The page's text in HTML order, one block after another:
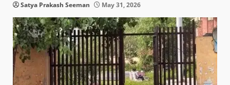
Satya Prakash Seeman May 31, 2026